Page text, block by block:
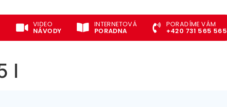
VIDEO
NÁVODY
INTERNETOVÁ
PORADNA
PORADÍME VÁM
+420 731 565 565
l